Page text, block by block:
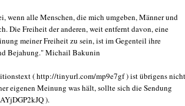
wenn alle Menschen, die mich umgeben, Männer und
Die Freiheit der anderen, weit entfernt davon, eine
meiner Freiheit zu sein, ist im Gegenteil ihre
Bejahung." Michail Bakunin
( http://tinyurl.com/mp9e7gf ) ist übrigens nicht
eigenen Meinung was hält, sollte sich die Sendung
).